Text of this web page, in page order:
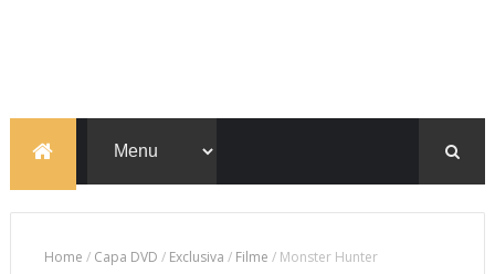
Home / Capa DVD / Exclusiva / Filme / Monster Hunter